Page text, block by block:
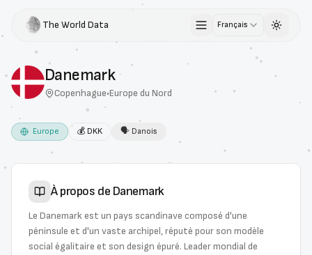
The World Data Français Toggle
Danemark
Copenhague•Europe du Nord
Europe 💰 DKK 🗣 Danois
À propos de Danemark
Le Danemark est un pays scandinave composé d'une
péninsule et d'un vaste archipel, réputé pour son modèle
social égalitaire et son design épuré. Leader mondial de